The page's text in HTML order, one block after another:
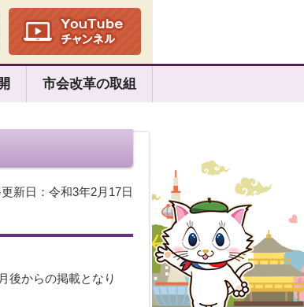
市会改革の取組
新日：令和3年2月17日
後からの掲載となり